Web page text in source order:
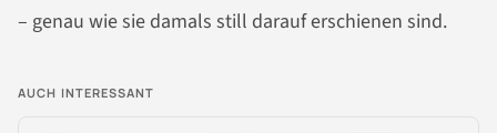
– genau wie sie damals still darauf erschienen sind.
AUCH INTERESSANT